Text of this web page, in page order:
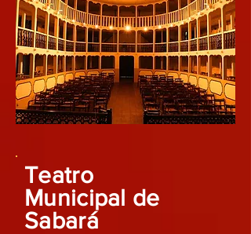
Teatro
Municipal de
Sabará